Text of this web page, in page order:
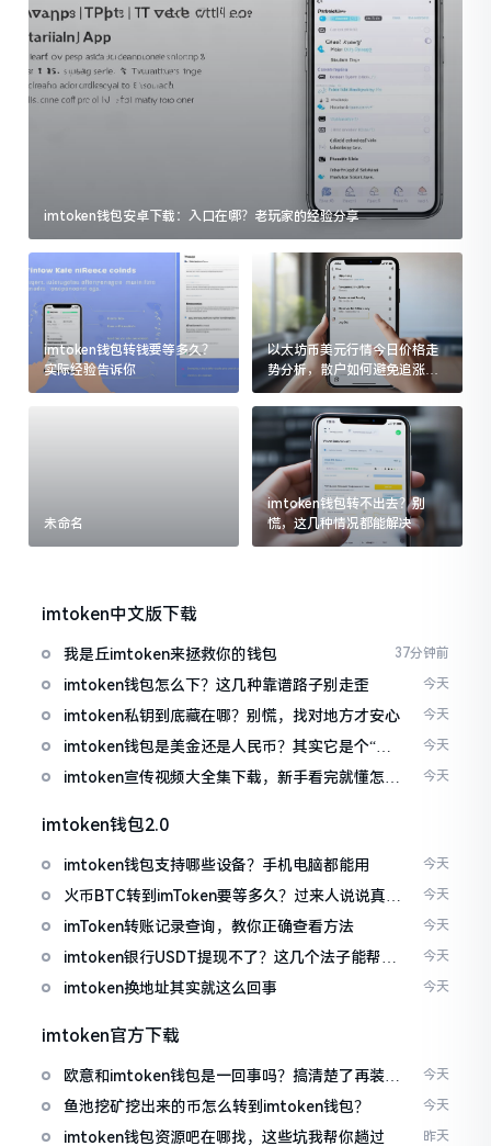
imtoken钱包安卓下载：入口在哪？老玩家的经验分享
imtoken钱包转钱要等多久？
实际经验告诉你
以太坊币美元行情今日价格走
势分析，散户如何避免追涨杀
跌被套牢
未命名
imtoken钱包转不出去？别
慌，这几种情况都能解决
imtoken中文版下载
我是丘imtoken来拯救你的钱包 37分钟前
imtoken钱包怎么下？这几种靠谱路子别走歪 今天
imtoken私钥到底藏在哪？别慌，找对地方才安心 今天
imtoken钱包是美金还是人民币？其实它是个“多
面手”
今天
imtoken宣传视频大全集下载，新手看完就懂怎么
今天
imtoken钱包2.0
imtoken钱包支持哪些设备？手机电脑都能用 今天
火币BTC转到imToken要等多久？过来人说说真实
情况
今天
imToken转账记录查询，教你正确查看方法 今天
imtoken银行USDT提现不了？这几个法子能帮你
搞定
今天
imtoken换地址其实就这么回事 今天
imtoken官方下载
欧意和imtoken钱包是一回事吗？搞清楚了再装钱
包
今天
鱼池挖矿挖出来的币怎么转到imtoken钱包？ 今天
imtoken钱包资源吧在哪找，这些坑我帮你趟过 昨天